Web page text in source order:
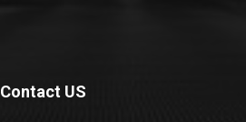
Contact US